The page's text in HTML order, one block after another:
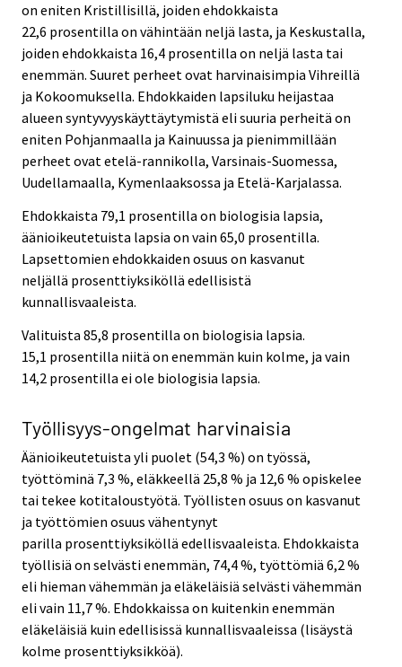
on eniten Kristillisillä, joiden ehdokkaista
22,6 prosentilla on vähintään neljä lasta, ja Keskustalla,
joiden ehdokkaista 16,4 prosentilla on neljä lasta tai
enemmän. Suuret perheet ovat harvinaisimpia Vihreillä
ja Kokoomuksella. Ehdokkaiden lapsiluku heijastaa
alueen syntyvyyskäyttäytymistä eli suuria perheitä on
eniten Pohjanmaalla ja Kainuussa ja pienimmillään
perheet ovat etelä-rannikolla, Varsinais-Suomessa,
Uudellamaalla, Kymenlaaksossa ja Etelä-Karjalassa.
Ehdokkaista 79,1 prosentilla on biologisia lapsia,
äänioikeutetuista lapsia on vain 65,0 prosentilla.
Lapsettomien ehdokkaiden osuus on kasvanut
neljällä prosenttiyksiköllä edellisistä
kunnallisvaaleista.
Valituista 85,8 prosentilla on biologisia lapsia.
15,1 prosentilla niitä on enemmän kuin kolme, ja vain
14,2 prosentilla ei ole biologisia lapsia.
Työllisyys-ongelmat harvinaisia
Äänioikeutetuista yli puolet (54,3 %) on työssä,
työttöminä 7,3 %, eläkkeellä 25,8 % ja 12,6 % opiskelee
tai tekee kotitaloustyötä. Työllisten osuus on kasvanut
ja työttömien osuus vähentynyt
parilla prosenttiyksiköllä edellisvaaleista. Ehdokkaista
työllisiä on selvästi enemmän, 74,4 %, työttömiä 6,2 %
eli hieman vähemmän ja eläkeläisiä selvästi vähemmän
eli vain 11,7 %. Ehdokkaissa on kuitenkin enemmän
eläkeläisiä kuin edellisissä kunnallisvaaleissa (lisäystä
kolme prosenttiyksikköä).